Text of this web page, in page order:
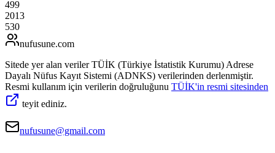
499
2013
530
nufusune.com
Sitede yer alan veriler TÜİK (Türkiye İstatistik Kurumu) Adrese
Dayalı Nüfus Kayıt Sistemi (ADNKS) verilerinden derlenmiştir.
Resmi kullanım için verilerin doğruluğunu TÜİK'in resmi sitesinden
teyit ediniz.
nufusune@gmail.com